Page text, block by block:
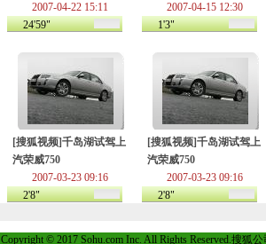
2007-04-22 15:11
24'59"
2007-04-15 12:30
1'3"
[搜狐视频]千岛湖试驾上
汽荣威750
2007-03-23 09:16
2'8"
[搜狐视频]千岛湖试驾上
汽荣威750
2007-03-23 09:16
2'8"
Copyright © 2017 Sohu.com Inc. All Rights Reserved.搜狐公